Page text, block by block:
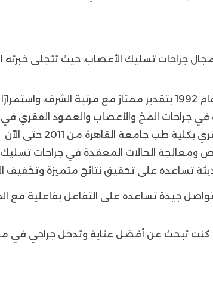
جراحات تسليك الأعصاب، حيث تتجلى
جراحات المخ والأعصاب والعمود الفقري في
طب جامعة القاهرة من 2011 حتى الآن
ومعالجة الحالات المعقدة في جراحات
تساعده على تحقيق نتائج متميزة
تواصل جيدة تساعده على التفاعل بفاعلية مع
إذا كنت تبحث عن أفضل عناية وتدخل جراحي